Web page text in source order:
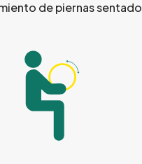
de piernas sentado